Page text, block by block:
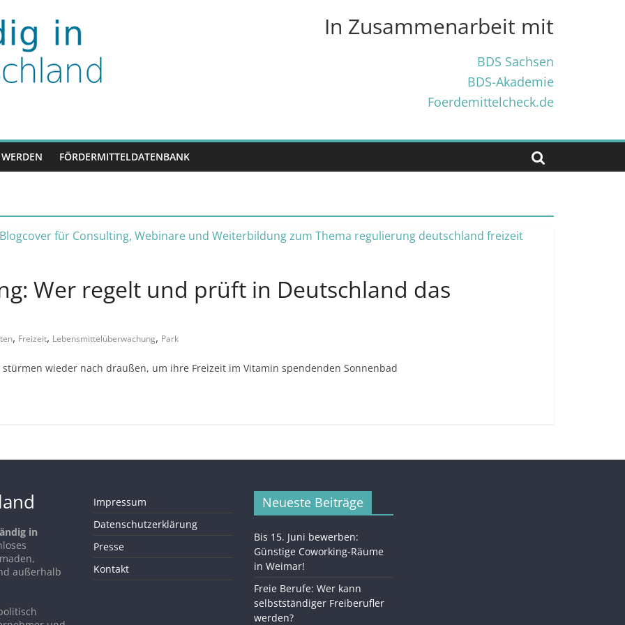
In Zusammenarbeit mit
BDS Sachsen
BDS-Akademie
Foerdemittelcheck.de
FÖRDERMITTELDATENBANK
Wer regelt und prüft in Deutschland das
, Freizeit, Lebensmittelüberwachung, Park
wieder nach draußen, um ihre Freizeit im Vitamin spendenden Sonnenbad
in
außerhalb
Impressum
Datenschutzerklärung
Presse
Kontakt
Neueste Beiträge
Bis 15. Juni bewerben:
Günstige Coworking-Räume
in Weimar!
Freie Berufe: Wer kann
selbstständiger Freiberufler
werden?